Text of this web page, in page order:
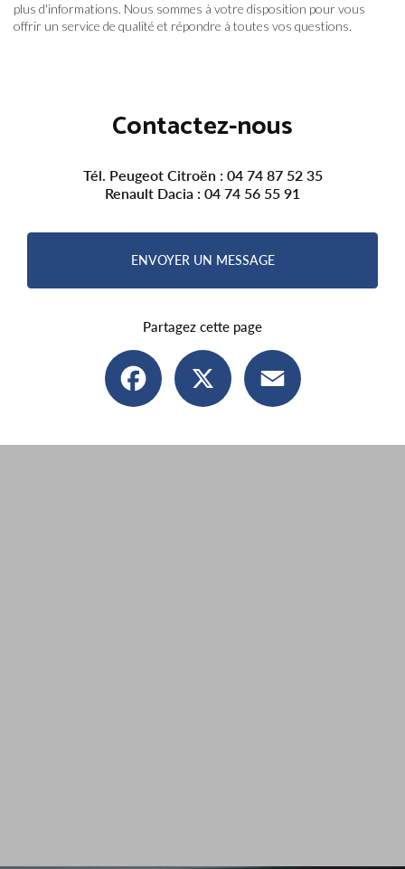
plus d'informations. Nous sommes à votre disposition pour vous
offrir un service de qualité et répondre à toutes vos questions.
Contactez-nous
Tél. Peugeot Citroën : 04 74 87 52 35
Renault Dacia : 04 74 56 55 91
ENVOYER UN MESSAGE
Partagez cette page
Facebook